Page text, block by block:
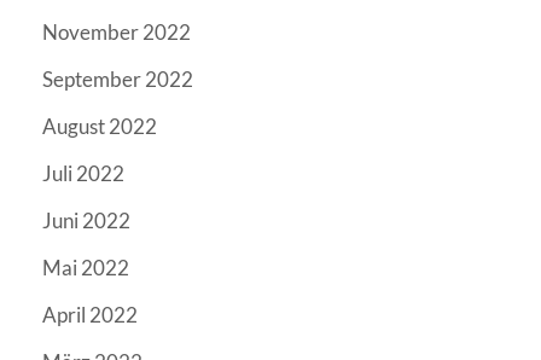
November 2022
September 2022
August 2022
Juli 2022
Juni 2022
Mai 2022
April 2022